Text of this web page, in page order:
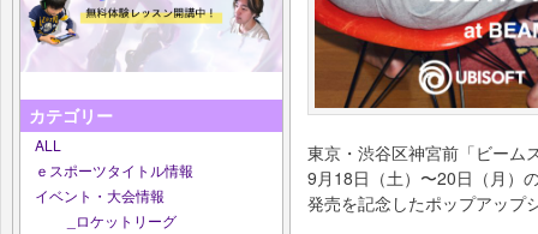
カテゴリー
ALL
ｅスポーツタイトル情報
イベント・大会情報
_ロケットリーグ
東京・渋谷区神宮前「ビーム
9月18日（土）〜20日（月）
発売を記念したポップアップ